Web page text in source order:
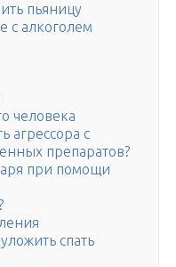
пьяницу
с алкоголем
человека
агрессора с
препаратов?
при помощи
спать